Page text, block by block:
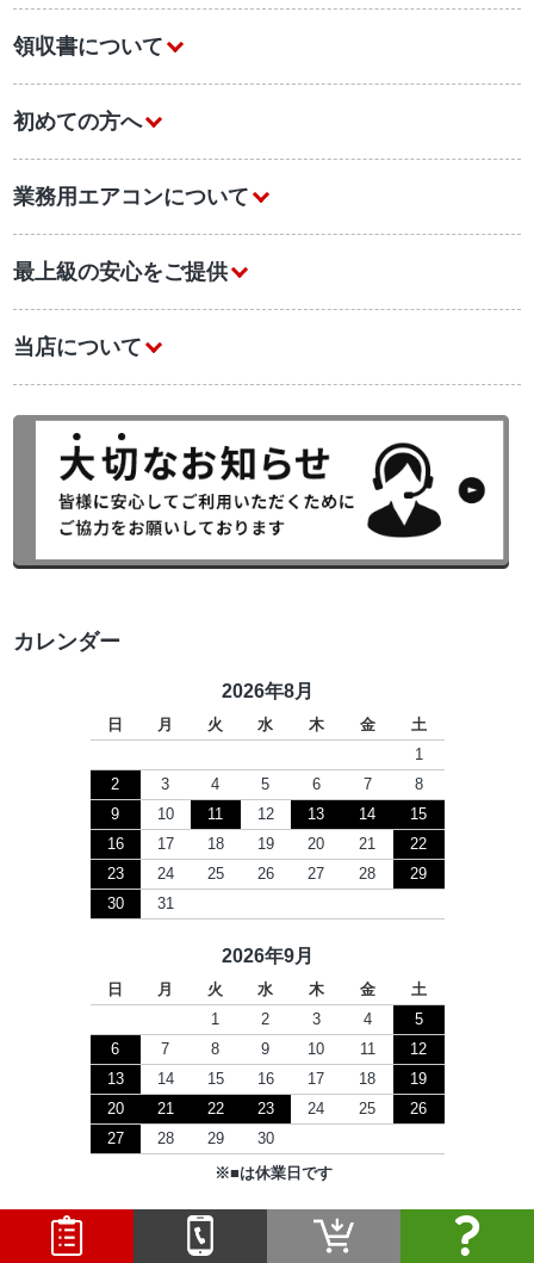
領収書について
初めての方へ
業務用エアコンについて
最上級の安心をご提供
当店について
カレンダー
2026年8月
日 月 火 水 木 金
土
1
2
3 4 5 6 7
8
9
10 11 12 13 14
15
16
17 18 19 20 21
22
23
24 25 26 27 28
29
30
31
2026年9月
日 月 火 水 木 金
土
1
2 3 4
5
6
7 8 9 10 11
12
13
14 15 16 17 18
19
20
21 22 23 24 25
26
27
28 29 30
※■は休業日です
Copyright © 2026 セツビコム All Rights Reserved.